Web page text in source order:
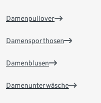
Damenpullover
Damensporthosen
Damenblusen
Damenunterwäsche